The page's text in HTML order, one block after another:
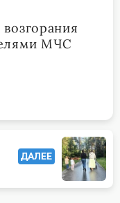
МЧС
ДАЛЕЕ